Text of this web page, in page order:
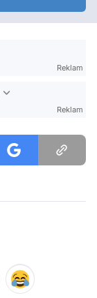
Reklam
Reklam